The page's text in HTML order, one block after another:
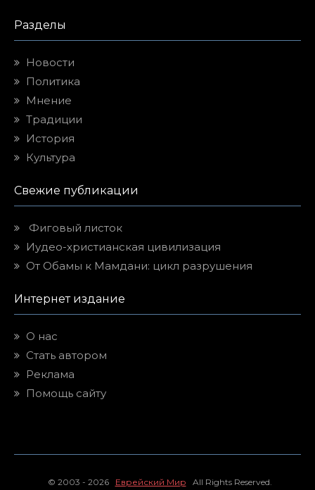
Разделы
Новости
Политика
Мнение
Традиции
История
Культура
Свежие публикации
Фиговый листок
Иудео-христианская цивилизация
От Обамы к Мамдани: цикл разрушения
Интернет издание
О нас
Стать автором
Реклама
Помощь сайту
© 2003 - 2026 Еврейский Мир All Rights Reserved.